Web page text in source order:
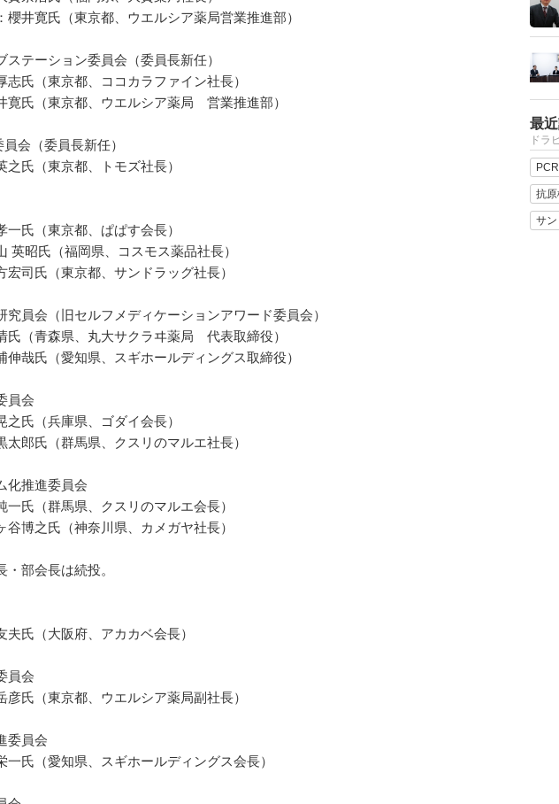
櫻井寛氏（東京都、ウエルシア薬局営業推進部）
ステーション委員会（委員長新任）
志氏（東京都、ココカラファイン社長）
寛氏（東京都、ウエルシア薬局 営業推進部）
会（委員長新任）
之氏（東京都、トモズ社長）
一氏（東京都、ぱぱす会長）
英昭氏（福岡県、コスモス薬品社長）
宏司氏（東京都、サンドラッグ社長）
究員会（旧セルフメディケーションアワード委員会）
氏（青森県、丸大サクラヰ薬局 代表取締役）
伸哉氏（愛知県、スギホールディングス取締役）
員会
之氏（兵庫県、ゴダイ会長）
太郎氏（群馬県、クスリのマルエ社長）
化推進委員会
一氏（群馬県、クスリのマルエ会長）
谷博之氏（神奈川県、カメガヤ社長）
部会長は続投。
夫氏（大阪府、アカカベ会長）
員会
彦氏（東京都、ウエルシア薬局副社長）
委員会
一氏（愛知県、スギホールディングス会長）
最
ドラ
抗原
サ